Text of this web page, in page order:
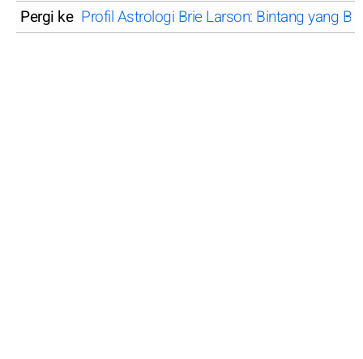
Pergi ke Profil Astrologi Brie Larson: Bintang yang